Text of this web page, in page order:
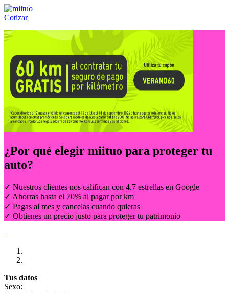
Cotizar
Llámanos al:(55) 84-21-05-00 ó
¿Por qué elegir miituo para proteger tu
auto?
✓ Nuestros clientes nos califican con 4.7 estrellas en Google
✓ Ahorras hasta el 70% al pagar por km
✓ Pagas al mes y cancelas cuando quieras
✓ Obtienes un precio justo para proteger tu patrimonio
Tus datos
Sexo: